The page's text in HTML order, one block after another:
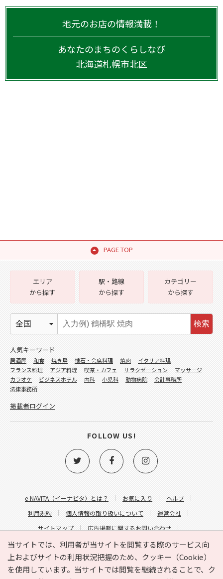
地元のお店の情報満載！
あなたのまちのくらしなび
北海道札幌市北区
PAGE TOP
当サイトでは、利用者が当サイトを閲覧する際のサービス向
上およびサイトの利用状況把握のため、クッキー（Cookie）
を使用しています。当サイトでは閲覧を継続されることで、ク
e-NAVITA（イーナビタ）とは？ お気に入り
ヘルプ
利用規約
個人情報の取り扱いについて
運営会社
サイトマップ
広告掲載に関するお問い合わせ
サイトの内容に関するお問い合わせ
エリア
から探す
駅・路線
から探す
カテゴリー
から探す
検索
人気キーワード
居酒屋 和食 焼き鳥 懐石・会席料理 焼肉
イタリア料理
フランス料理
アジア料理 喫茶・カフェ リラクゼーション
マッサージ
カラオケ
ビジネスホテル 内科 小児科 動物病院
会計事務所
法律事務所
掲載者ログイン
FOLLOW US!